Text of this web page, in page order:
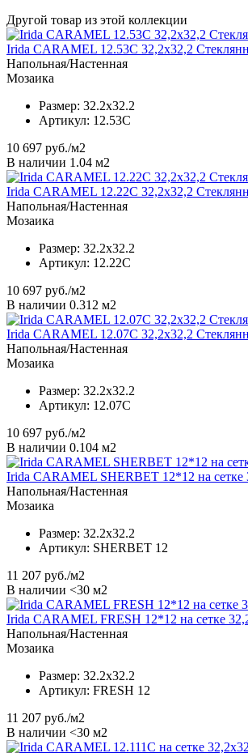
Другой товар из этой коллекции
Irida CARAMEL 12.53C 32,2x32,2
Напольная/Настенная
Мозаика
Размер: 32.2x32.2
Артикул: 12.53C
10 697 руб./м2
В наличии 1.04 м2
Irida CARAMEL 12.22C 32,2x32,2
Напольная/Настенная
Мозаика
Размер: 32.2x32.2
Артикул: 12.22C
10 697 руб./м2
В наличии 0.312 м2
Irida CARAMEL 12.07C 32,2x32,2
Напольная/Настенная
Мозаика
Размер: 32.2x32.2
Артикул: 12.07C
10 697 руб./м2
В наличии 0.104 м2
Irida CARAMEL SHERBET 12*12 на сетке
Напольная/Настенная
Мозаика
Размер: 32.2x32.2
Артикул: SHERBET 12
11 207 руб./м2
В наличии <30 м2
Irida CARAMEL FRESH 12*12 на сетке
Напольная/Настенная
Мозаика
Размер: 32.2x32.2
Артикул: FRESH 12
11 207 руб./м2
В наличии <30 м2